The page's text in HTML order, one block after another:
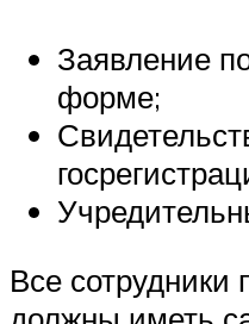
Заявление
форме;
Все сотрудники